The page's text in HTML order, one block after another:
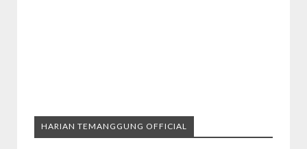
HARIAN TEMANGGUNG OFFICIAL